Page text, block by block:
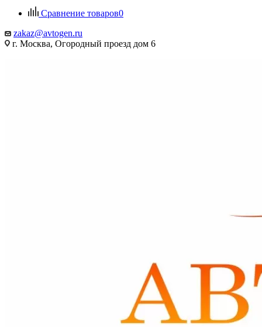
Сравнение товаров0
zakaz@avtogen.ru
г. Москва, Огородный проезд дом 6